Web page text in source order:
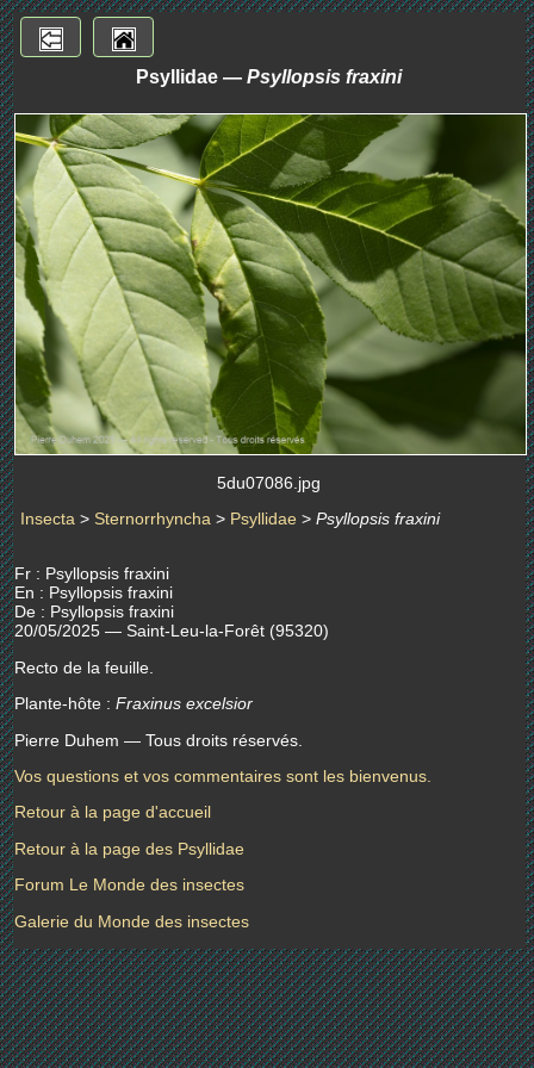
Psyllidae —Psyllopsis fraxini
5du07086.jpg
Insecta > Sternorrhyncha > Psyllidae > Psyllopsis fraxini
Fr : Psyllopsis fraxini
En : Psyllopsis fraxini
De : Psyllopsis fraxini
20/05/2025 — Saint-Leu-la-Forêt (95320)
Recto de la feuille.
Plante-hôte : Fraxinus excelsior
Pierre Duhem — Tous droits réservés.
Vos questions et vos commentaires sont les bienvenus.
Retour à la page d'accueil
Retour à la page des Psyllidae
Forum Le Monde des insectes
Galerie du Monde des insectes